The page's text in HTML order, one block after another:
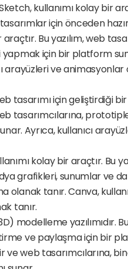
kullanımı kolay bir
için önceden
Bu yazılım, web
için bir platform
arayüzleri ve
tasarımı için geliştirdiği bir
tasarımcılarına,
Ayrıca, kullanıcı
kolay bir araçtır. Bu
grafikleri, sunumlar ve
olanak tanır. Canva,
tanır.
modelleme yazılımıdır.
ve paylaşma için bir
ve web tasarımcılarına,